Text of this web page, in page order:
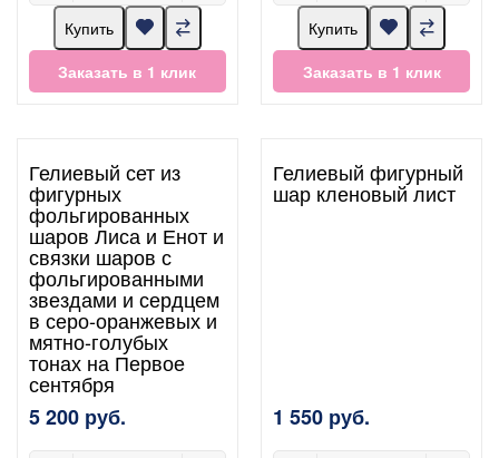
Купить
Заказать в 1 клик
Купить
Заказать в 1 клик
Гелиевый сет из
фигурных
фольгированных
шаров Лиса и Енот и
связки шаров с
фольгированными
звездами и сердцем
в серо-оранжевых и
мятно-голубых
тонах на Первое
сентября
5 200 руб.
Гелиевый фигурный
шар кленовый лист
1 550 руб.